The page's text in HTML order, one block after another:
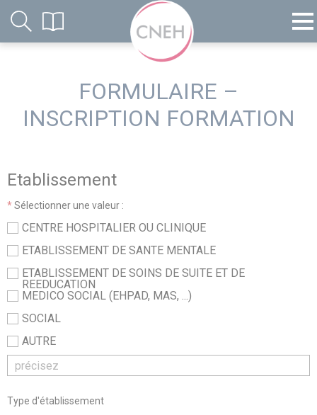
FORMULAIRE –
INSCRIPTION FORMATION
Etablissement
*Sélectionner une valeur :
CENTRE HOSPITALIER OU CLINIQUE
ETABLISSEMENT DE SANTE MENTALE
ETABLISSEMENT DE SOINS DE SUITE ET DE
REEDUCATION
MEDICO SOCIAL (EHPAD, MAS, ...)
SOCIAL
AUTRE
Type d'établissement